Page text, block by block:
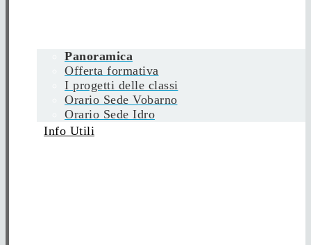
Panoramica
Offerta formativa
I progetti delle classi
Orario Sede Vobarno
Orario Sede Idro
Info Utili